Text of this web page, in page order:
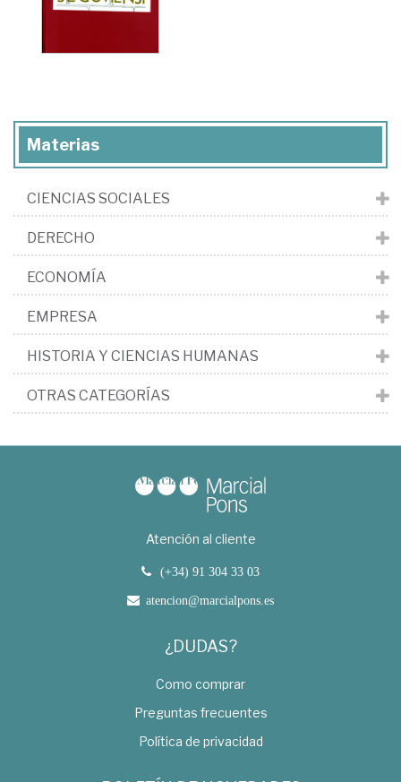
Materias
CIENCIAS SOCIALES
DERECHO
ECONOMÍA
EMPRESA
HISTORIA Y CIENCIAS HUMANAS
OTRAS CATEGORÍAS
Atención al cliente
(+34) 91 304 33 03
atencion@marcialpons.es
¿DUDAS?
Como comprar
Preguntas frecuentes
Política de privacidad